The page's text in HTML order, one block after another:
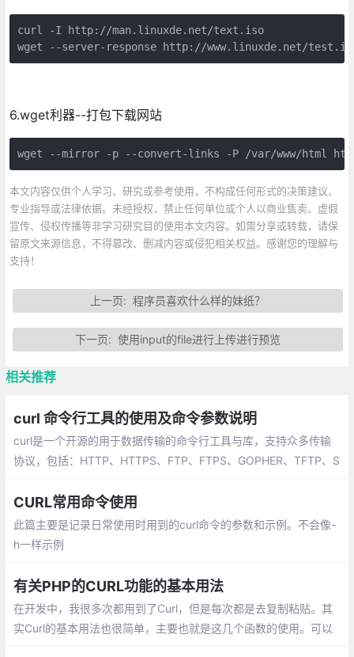
curl -I http://man.linuxde.net/text.iso
wget --server-response http://www.linuxde.net/
6.wget利器--打包下载网站
wget --mirror -p --convert-links -P /var/www/html
本文内容仅供个人学习、研究或参考使用，不构成任何形式的决策建议、
专业指导或法律依据。未经授权，禁止任何单位或个人以商业售卖、虚假
宣传、侵权传播等非学习研究目的使用本文内容。如需分享或转载，请保
留原文来源信息，不得篡改、删减内容或侵犯相关权益。感谢您的理解与
支持！
上一页: 程序员喜欢什么样的妹纸？
下一页: 使用input的file进行上传进行预览
相关推荐
curl 命令行工具的使用及命令参数说明
curl是一个开源的用于数据传输的命令行工具与库，支持众多传输
协议，包括：HTTP、HTTPS、FTP、FTPS、GOPHER、TFTP、S
AP、SMTP、POP3、RTSP、RTMP
CURL常用命令使用
此篇主要是记录日常使用时用到的curl命令的参数和示例。不会像-
h一样示例
有关PHP的CURL功能的基本用法
在开发中，我很多次都用到了Curl，但是每次都是去复制粘贴。其
实Curl的基本用法也很简单，主要也就是这几个函数的使用。可以